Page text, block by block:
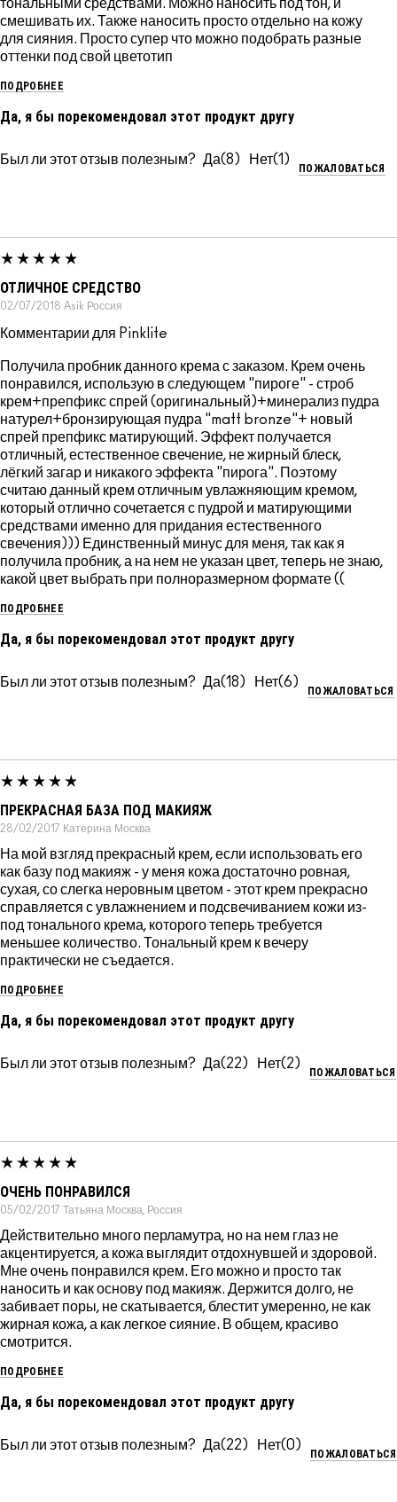
тональными средствами. Можно наносить под тон, и
смешивать их. Также наносить просто отдельно на кожу
для сияния. Просто супер что можно подобрать разные
оттенки под свой цветотип
ПОДРОБНЕЕ
Да, я бы порекомендовал этот продукт другу
Был ли этот отзыв полезным? 8 1
ПОЖАЛОВАТЬСЯ
ОТЛИЧНОЕ СРЕДСТВО
02/07/2018 Asik Россия
Комментарии для Pinklite
Получила пробник данного крема с заказом. Крем очень
понравился, использую в следующем "пироге" - строб
крем+препфикс спрей (оригинальный)+минерализ пудра
натурел+бронзирующая пудра "matt bronze"+ новый
спрей препфикс матирующий. Эффект получается
отличный, естественное свечение, не жирный блеск,
лёгкий загар и никакого эффекта "пирога". Поэтому
считаю данный крем отличным увлажняющим кремом,
который отлично сочетается с пудрой и матирующими
средствами именно для придания естественного
свечения))) Единственный минус для меня, так как я
получила пробник, а на нем не указан цвет, теперь не знаю,
какой цвет выбрать при полноразмерном формате ((
ПОДРОБНЕЕ
Да, я бы порекомендовал этот продукт другу
Был ли этот отзыв полезным? 18 6
ПОЖАЛОВАТЬСЯ
ПРЕКРАСНАЯ БАЗА ПОД МАКИЯЖ
28/02/2017 Катерина Москва
На мой взгляд прекрасный крем, если использовать его
как базу под макияж - у меня кожа достаточно ровная,
сухая, со слегка неровным цветом - этот крем прекрасно
справляется с увлажнением и подсвечиванием кожи из-
под тонального крема, которого теперь требуется
меньшее количество. Тональный крем к вечеру
практически не съедается.
ПОДРОБНЕЕ
Да, я бы порекомендовал этот продукт другу
Был ли этот отзыв полезным? 22 2
ПОЖАЛОВАТЬСЯ
ОЧЕНЬ ПОНРАВИЛСЯ
05/02/2017 Татьяна Москва, Россия
Действительно много перламутра, но на нем глаз не
акцентируется, а кожа выглядит отдохнувшей и здоровой.
Мне очень понравился крем. Его можно и просто так
наносить и как основу под макияж. Держится долго, не
забивает поры, не скатывается, блестит умеренно, не как
жирная кожа, а как легкое сияние. В общем, красиво
смотрится.
ПОДРОБНЕЕ
Да, я бы порекомендовал этот продукт другу
Был ли этот отзыв полезным? 22 0
ПОЖАЛОВАТЬСЯ